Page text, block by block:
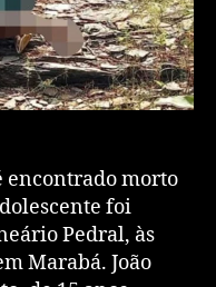
encontrado morto
foi
Pedral, às
Marabá. João